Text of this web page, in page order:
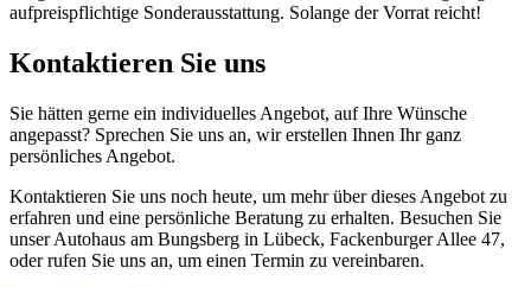
aufpreispflichtige Sonderausstattung. Solange der Vorrat reicht!
Kontaktieren Sie uns
Sie hätten gerne ein individuelles Angebot, auf Ihre Wünsche
angepasst? Sprechen Sie uns an, wir erstellen Ihnen Ihr ganz
persönliches Angebot.
Kontaktieren Sie uns noch heute, um mehr über dieses Angebot zu
erfahren und eine persönliche Beratung zu erhalten. Besuchen Sie
unser Autohaus am Bungsberg in Lübeck, Fackenburger Allee 47,
oder rufen Sie uns an, um einen Termin zu vereinbaren.